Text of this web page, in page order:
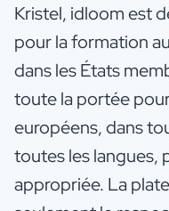
Kristel, idloom est
pour la formation
dans les États
toute la portée
européens, dans
toutes les langues,
appropriée. La